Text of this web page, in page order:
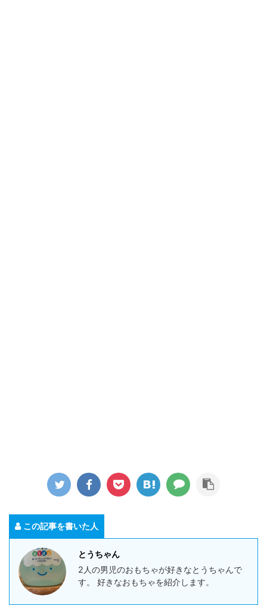
この記事を書いた人
とうちゃん
2人の男児のおもちゃが好きなとうちゃんで
す。 好きなおもちゃを紹介します。